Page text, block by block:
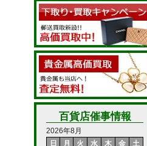
百貨店催事情報
2026年8月
日
月 火 水 木 金 土